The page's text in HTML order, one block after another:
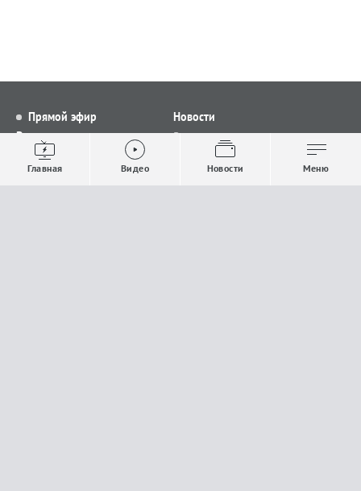
Прямой эфир
Видео
Выпуски новостей
Проекты
Новости
Все новости
Общество
Строительство и ЖКХ
Главная Видео Новости Меню